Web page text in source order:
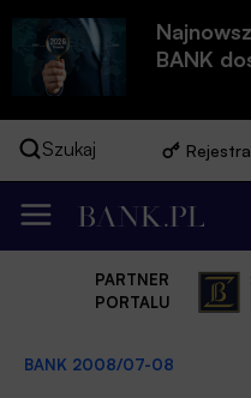
BANK
Szukaj
PARTNER
PORTALU
BANK 2008/07-08